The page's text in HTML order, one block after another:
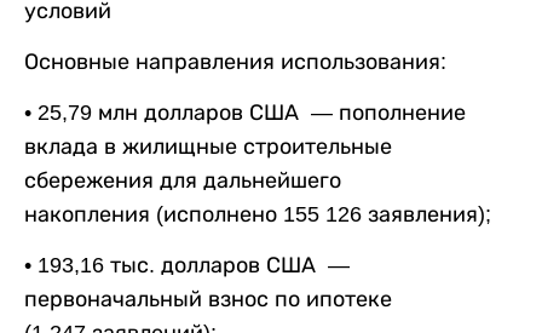
условий
Основные направления использования:
• 25,79 млн долларов США — пополнение
вклада в жилищные строительные
сбережения для дальнейшего
накопления (исполнено 155 126 заявления);
• 193,16 тыс. долларов США —
первоначальный взнос по ипотеке